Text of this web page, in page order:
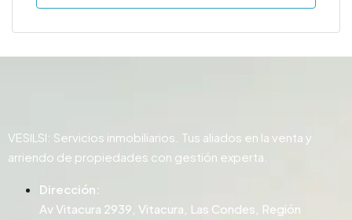
VESILSI: Servicios inmobiliarios. Tus aliados en la venta y
arriendo de propiedades con gestión experta.
Dirección:
Av Vitacura 2939, Vitacura, Las Condes, Región